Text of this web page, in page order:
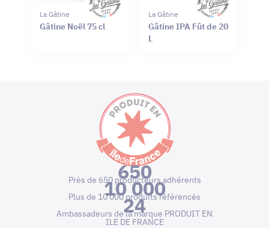
La Gâtine
Gâtine Noël 75 cl
La Gâtine
Gâtine IPA Fût de 20
L
650
Près de 650 producteurs adhérents
10 000
Plus de 10 000 produits référencés
24
Ambassadeurs de la marque PRODUIT EN
ILE DE FRANCE